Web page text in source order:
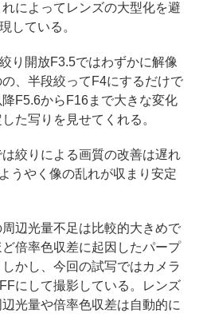
によってレンズの大型化を避
している。
り開放F3.5ではわずかに解像
、半段絞ってF4にするだけで
F5.6からF16まで大きな変化
た写りを見せてくれる。
絞りによる画質の改善は遅れ
うやく像の乱れが収まり安定
辺光量不足は比較的大きめで
倍率色収差に起因したパープ
かし、今回の試写ではカメラ
にして撮影している。レンズ
光量や倍率色収差は自動的に